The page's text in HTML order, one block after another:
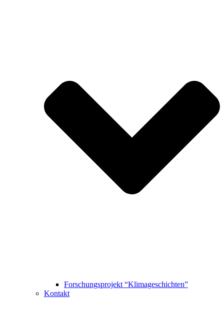
Forschungsprojekt “Klimageschichten”
Kontakt